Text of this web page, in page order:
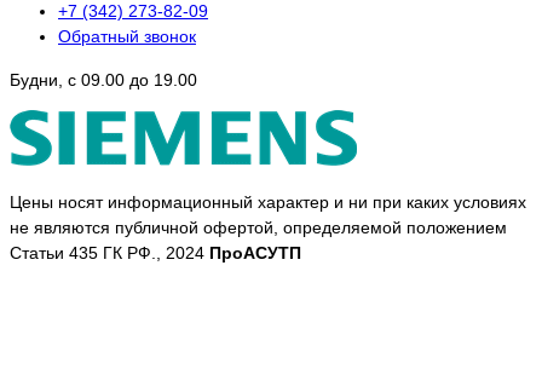
+7 (342) 273-82-09
Обратный звонок
Будни, с 09.00 до 19.00
Цены носят информационный характер и ни при каких условиях
не являются публичной офертой, определяемой положением
Статьи 435 ГК РФ., 2024 ПроАСУТП